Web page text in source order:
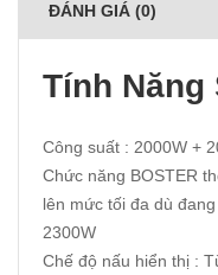
ĐÁNH GIÁ (0)
Tính Năng
Công suất : 2000W +
Chức năng BOSTER
lên mức tối đa dù
2300W
Chế độ nấu hiển thị :